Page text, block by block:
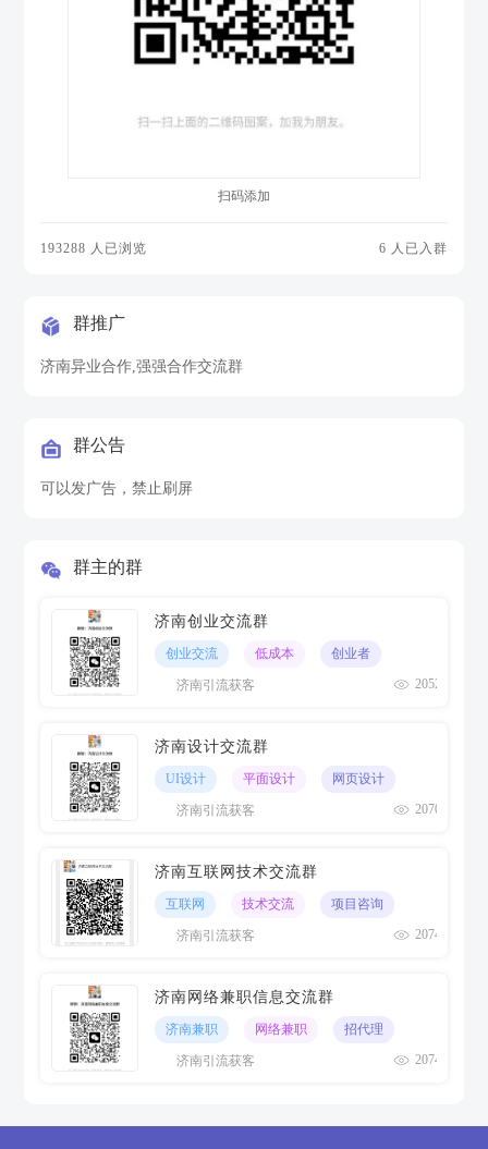
扫码添加
193288 人已浏览 6 人已入群
群推广
济南异业合作,强强合作交流群
群公告
可以发广告，禁止刷屏
群主的群
济南创业交流群
创业交流 低成本 创业者
济南引流获客 205226
济南设计交流群
UI设计 平面设计 网页设计
济南引流获客 207062
济南互联网技术交流群
互联网 技术交流 项目咨询
济南引流获客 207445
济南网络兼职信息交流群
济南兼职 网络兼职 招代理
济南引流获客 207459